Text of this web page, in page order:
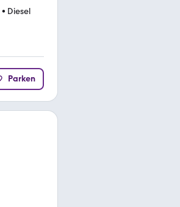
• Diesel
Parken